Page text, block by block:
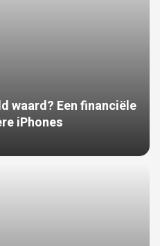
waard? Een financiële
iPhones